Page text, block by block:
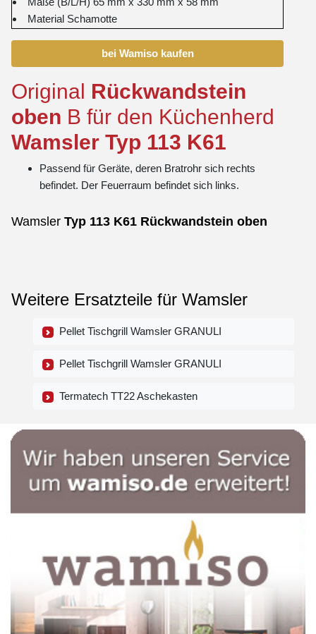
Material Schamotte
bei Wamiso kaufen
Original Rückwandstein
oben B für den Küchenherd
Wamsler Typ 113 K61
Passend für Geräte, deren Bratrohr sich rechts
befindet. Der Feuerraum befindet sich links.
Wamsler Typ 113 K61 Rückwandstein oben
Weitere Ersatzteile für Wamsler
Pellet Tischgrill Wamsler GRANULI
Pellet Tischgrill Wamsler GRANULI
Termatech TT22 Aschekasten